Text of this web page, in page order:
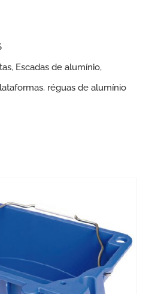
, Escadas de alumínio,
, réguas de alumínio